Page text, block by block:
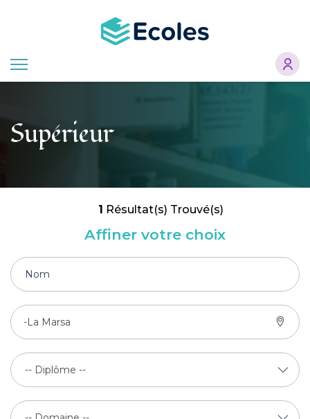
principal
Supérieur
1 Résultat(s) Trouvé(s)
Affiner votre choix
-La Marsa